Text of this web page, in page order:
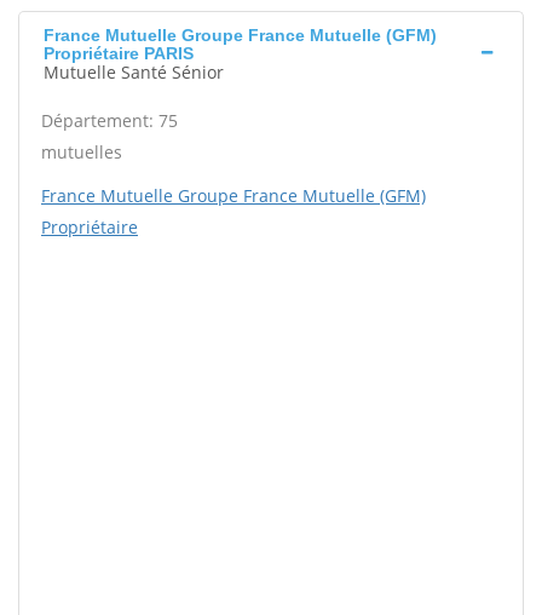
France Mutuelle Groupe France Mutuelle (GFM)
Propriétaire PARIS
Mutuelle Santé Sénior
Département: 75
mutuelles
France Mutuelle Groupe France Mutuelle (GFM)
Propriétaire